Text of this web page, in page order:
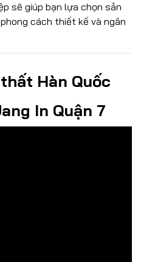
sẽ giúp bạn lựa chọn sản
cách thiết kế và ngân
Hàn Quốc
In Quận 7